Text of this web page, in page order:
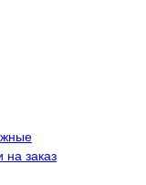
на заказ